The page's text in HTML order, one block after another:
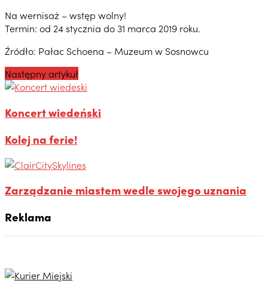
Na wernisaż – wstęp wolny!
Termin: od 24 stycznia do 31 marca 2019 roku.
Źródło: Pałac Schoena – Muzeum w Sosnowcu
Następny artykuł
Koncert wiedeński
Kolej na ferie!
Zarządzanie miastem wedle swojego uznania
Reklama